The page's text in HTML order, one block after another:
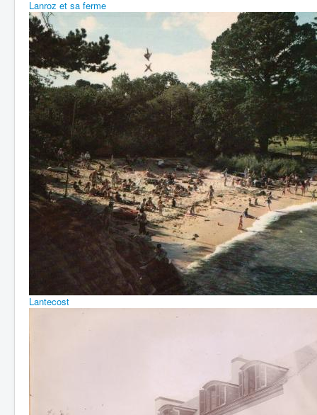
Lanroz et sa ferme
Lantecost